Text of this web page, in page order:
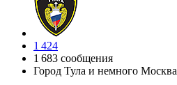
1 424
1 683 сообщения
Город Тула и немного Москва